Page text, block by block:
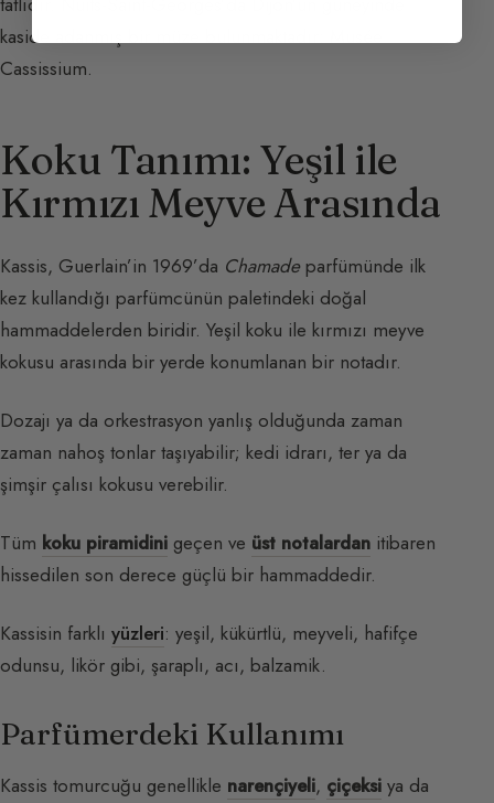
kaside adanmış bir müze bulunmaktadır: Musée
Cassissium.
Koku Tanımı: Yeşil ile
Kırmızı Meyve Arasında
Kassis, Guerlain’in 1969’da Chamadeparfümünde ilk
kez kullandığı parfümcünün paletindeki doğal
hammaddelerden biridir. Yeşil koku ile kırmızı meyve
kokusu arasında bir yerde konumlanan bir notadır.
Dozajı ya da orkestrasyon yanlış olduğunda zaman
zaman nahoş tonlar taşıyabilir; kedi idrarı, ter ya da
şimşir çalısı kokusu verebilir.
Tüm koku piramidini geçen ve üst notalardan itibaren
hissedilen son derece güçlü bir hammaddedir.
Kassisin farklı yüzleri: yeşil, kükürtlü, meyveli, hafifçe
odunsu, likör gibi, şaraplı, acı, balzamik.
Parfümerdeki Kullanımı
Kassis tomurcuğu genellikle narençiyeli, çiçeksi ya da